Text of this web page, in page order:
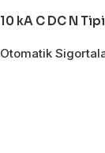
10 kA C DC N
Otomatik